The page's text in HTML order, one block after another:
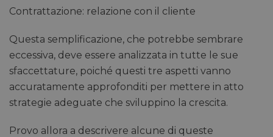
Contrattazione: relazione con il cliente
Questa semplificazione, che potrebbe sembrare
eccessiva, deve essere analizzata in tutte le sue
sfaccettature, poiché questi tre aspetti vanno
accuratamente approfonditi per mettere in atto
strategie adeguate che sviluppino la crescita.
Provo allora a descrivere alcune di queste